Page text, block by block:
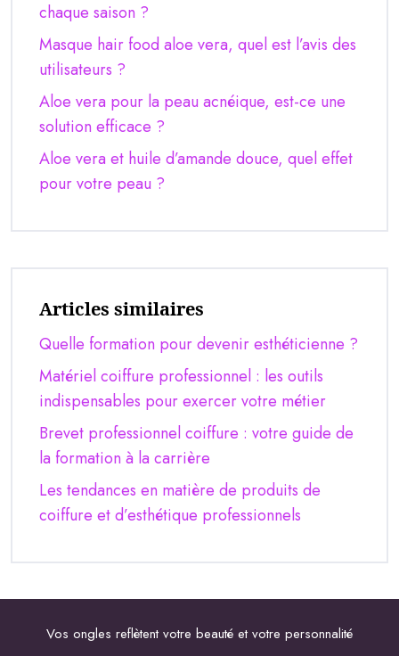
chaque saison ?
Masque hair food aloe vera, quel est l’avis des
utilisateurs ?
Aloe vera pour la peau acnéique, est-ce une
solution efficace ?
Aloe vera et huile d’amande douce, quel effet
pour votre peau ?
Articles similaires
Quelle formation pour devenir esthéticienne ?
Matériel coiffure professionnel : les outils
indispensables pour exercer votre métier
Brevet professionnel coiffure : votre guide de
la formation à la carrière
Les tendances en matière de produits de
coiffure et d’esthétique professionnels
Vos ongles reflètent votre beauté et votre personnalité